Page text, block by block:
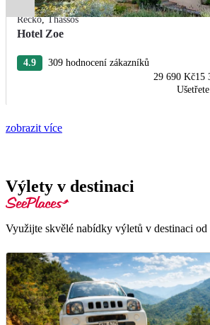
Řecko,Thassos
Hotel Zoe
4.9
309 hodnocení zákazníků
29 690 Kč15
Ušetřete
zobrazit více
Výlety v destinaci
Využijte skvělé nabídky výletů v destinaci od